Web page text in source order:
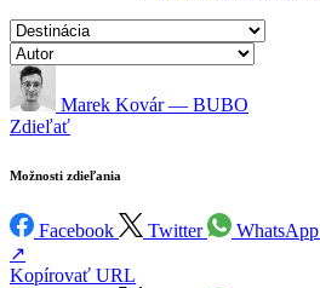
Marek Kovár — BUBO
Zdieľať
Možnosti zdieľania
Facebook Twitter WhatsApp
↗
Kopírovať URL